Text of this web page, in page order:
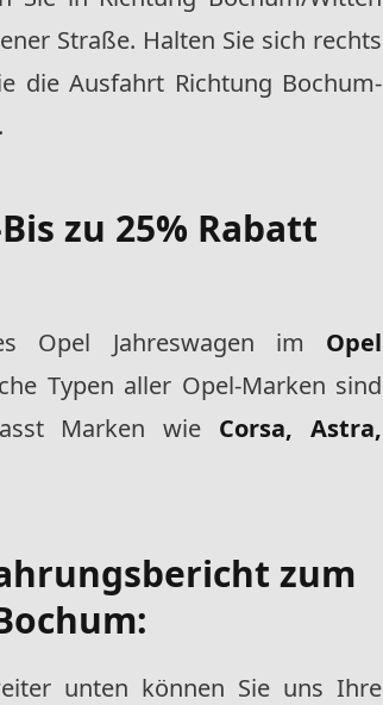
Straße. Halten Sie sich rechts
die Ausfahrt Richtung Bochum-
zu 25% Rabatt
Opel Jahreswagen im Opel
Typen aller Opel-Marken sind
Marken wie Corsa, Astra,
zum
:
unten können Sie uns Ihre